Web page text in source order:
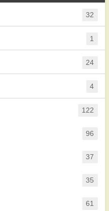
32
1
24
4
122
96
37
35
61